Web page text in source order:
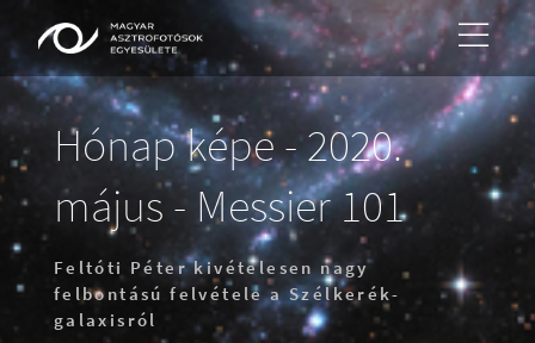
Hónap képe - 2020.
május - Messier 101
Feltóti Péter kivételesen nagy
felbontású felvétele a Szélkerék-
galaxisról